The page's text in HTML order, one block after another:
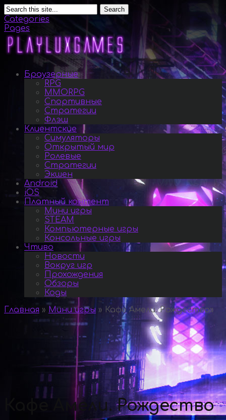
Search
Categories
Pages
Браузерные
RPG
MMORPG
Спортивные
Стратегии
Флэш
Клиентские
Симуляторы
Открытый мир
Ролевые
Стратегии
Экшен
Android
iOS
Платный контент
Мини игры
STEAM
Компьютерные игры
Консольные игры
Чтиво
Новости
Вокруг игр
Прохождения
Обзоры
Коды
Главная » Мини игры » Кафе Амели. Рождество»
Кафе Амели. Рождество